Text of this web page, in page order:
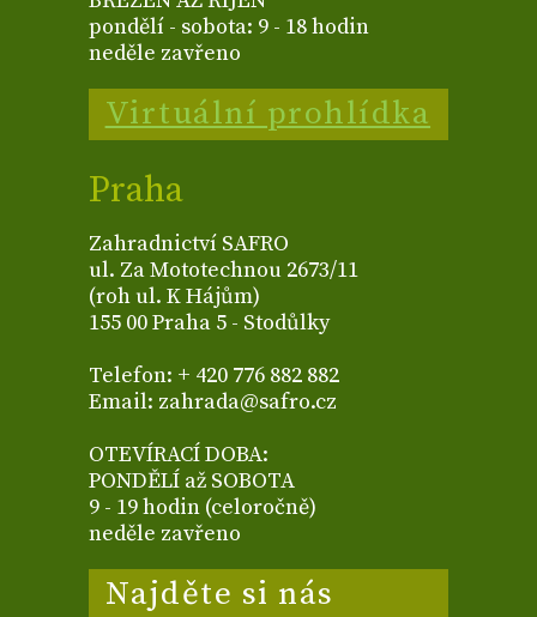
pondělí - sobota: 9 - 18 hodin
neděle zavřeno
Virtuální prohlídka
Praha
Zahradnictví SAFRO
ul. Za Mototechnou 2673/11
(roh ul. K Hájům)
155 00 Praha 5 - Stodůlky
Telefon: + 420 776 882 882
Email: zahrada@safro.cz
OTEVÍRACÍ DOBA:
PONDĚLÍ až SOBOTA
9 - 19 hodin (celoročně)
neděle zavřeno
Najděte si nás